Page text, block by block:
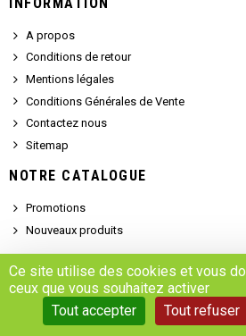
A propos
Conditions de retour
Mentions légales
Conditions Générales de Vente
Contactez nous
Sitemap
NOTRE CATALOGUE
Promotions
Nouveaux produits
Demander un devis
Se connecter
Ce site utilise des cookies et vous
ceux que vous souhaitez activer
Tout accepter
Tout refuser